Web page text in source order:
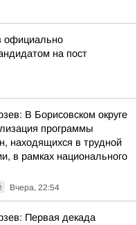
официально
на пост
В Борисовском округе
программы
находящихся в трудной
в рамках национального
Вчера, 22:54
Первая декада